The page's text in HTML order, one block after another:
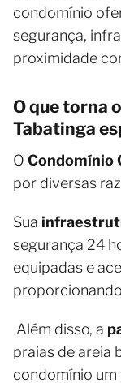
condomínio
segurança,
proximidade
O que torna
Tabatinga
O Condomínio
por diversas
Sua
segurança 24
equipadas e
Além disso, a
praias de areia
condomínio